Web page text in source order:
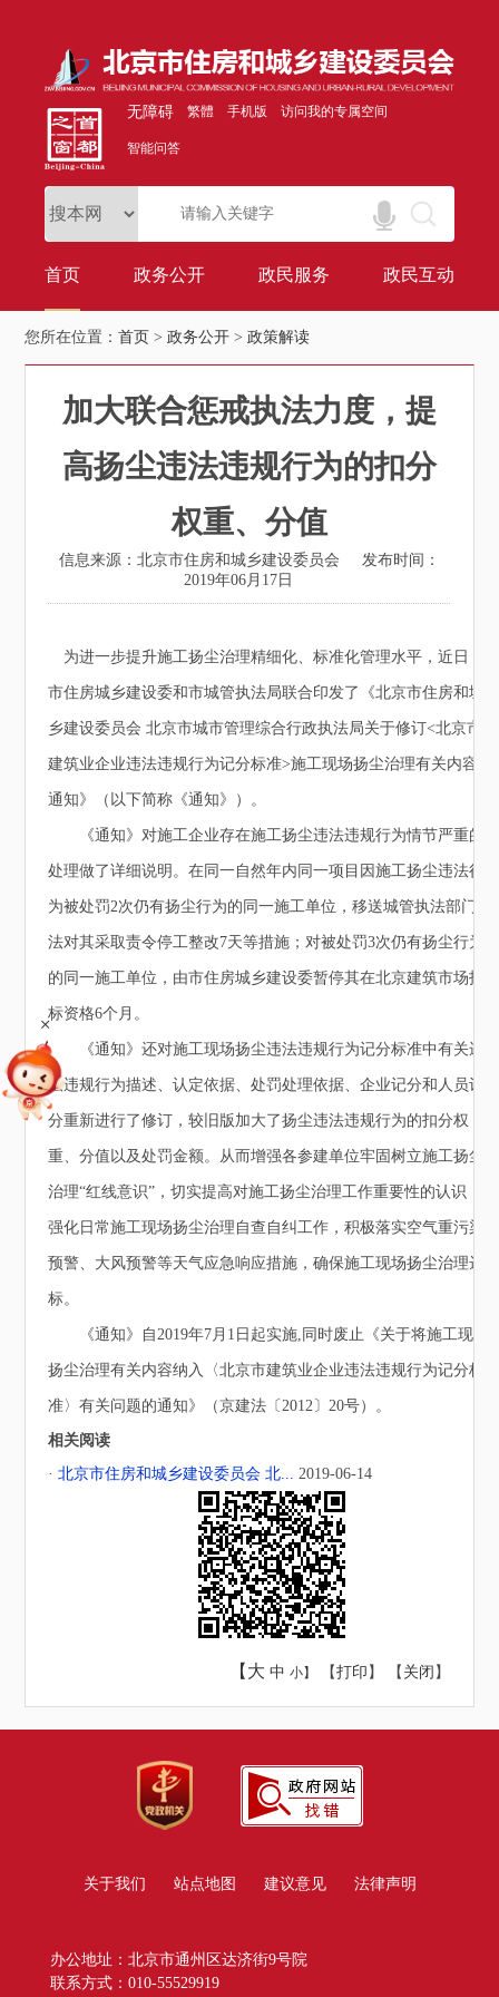
无障碍 繁體 手机版 访问我的专属空间
智能问答
首页 政务公开 政民服务 政民互动
您所在位置：首页 >政务公开 >政策解读
加大联合惩戒执法力度，提
高扬尘违法违规行为的扣分
权重、分值
信息来源：北京市住房和城乡建设委员会
发布时间：
2019年06月17日
为进一步提升施工扬尘治理精细化、标准化管理水平，近日，
市住房城乡建设委和市城管执法局联合印发了《北京市住房和城
乡建设委员会 北京市城市管理综合行政执法局关于修订<北京市
建筑业企业违法违规行为记分标准>施工现场扬尘治理有关内容的
通知》（以下简称《通知》）。
《通知》对施工企业存在施工扬尘违法违规行为情节严重的
处理做了详细说明。在同一自然年内同一项目因施工扬尘违法行
为被处罚2次仍有扬尘行为的同一施工单位，移送城管执法部门依
法对其采取责令停工整改7天等措施；对被处罚3次仍有扬尘行为
的同一施工单位，由市住房城乡建设委暂停其在北京建筑市场投
标资格6个月。
《通知》还对施工现场扬尘违法违规行为记分标准中有关违
法违规行为描述、认定依据、处罚处理依据、企业记分和人员记
分重新进行了修订，较旧版加大了扬尘违法违规行为的扣分权
重、分值以及处罚金额。从而增强各参建单位牢固树立施工扬尘
治理“红线意识”，切实提高对施工扬尘治理工作重要性的认识，
强化日常施工现场扬尘治理自查自纠工作，积极落实空气重污染
预警、大风预警等天气应急响应措施，确保施工现场扬尘治理达
标。
《通知》自2019年7月1日起实施,同时废止《关于将施工现场
扬尘治理有关内容纳入〈北京市建筑业企业违法违规行为记分标
准〉有关问题的通知》（京建法〔2012〕20号）。
相关阅读
· 北京市住房和城乡建设委员会 北...2019-06-14
【大 中 小】 【打印 】 【 关闭 】
+
关于我们 站点地图 建议意见 法律声明
办公地址：北京市通州区达济街9号院
联系方式：010-55529919